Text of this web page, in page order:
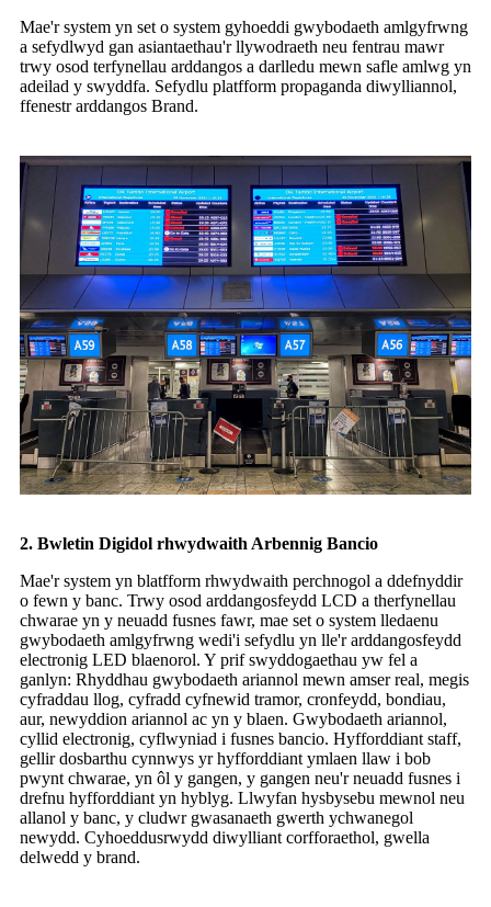
Mae'r system yn set o system gyhoeddi gwybodaeth amlgyfrwng
a sefydlwyd gan asiantaethau'r llywodraeth neu fentrau mawr
trwy osod terfynellau arddangos a darlledu mewn safle amlwg yn
adeilad y swyddfa. Sefydlu platfform propaganda diwylliannol,
ffenestr arddangos Brand.
2. Bwletin Digidol rhwydwaith Arbennig Bancio
Mae'r system yn blatfform rhwydwaith perchnogol a ddefnyddir
o fewn y banc. Trwy osod arddangosfeydd LCD a therfynellau
chwarae yn y neuadd fusnes fawr, mae set o system lledaenu
gwybodaeth amlgyfrwng wedi'i sefydlu yn lle'r arddangosfeydd
electronig LED blaenorol. Y prif swyddogaethau yw fel a
ganlyn: Rhyddhau gwybodaeth ariannol mewn amser real, megis
cyfraddau llog, cyfradd cyfnewid tramor, cronfeydd, bondiau,
aur, newyddion ariannol ac yn y blaen. Gwybodaeth ariannol,
cyllid electronig, cyflwyniad i fusnes bancio. Hyfforddiant staff,
gellir dosbarthu cynnwys yr hyfforddiant ymlaen llaw i bob
pwynt chwarae, yn ôl y gangen, y gangen neu'r neuadd fusnes i
drefnu hyfforddiant yn hyblyg. Llwyfan hysbysebu mewnol neu
allanol y banc, y cludwr gwasanaeth gwerth ychwanegol
newydd. Cyhoeddusrwydd diwylliant corfforaethol, gwella
delwedd y brand.